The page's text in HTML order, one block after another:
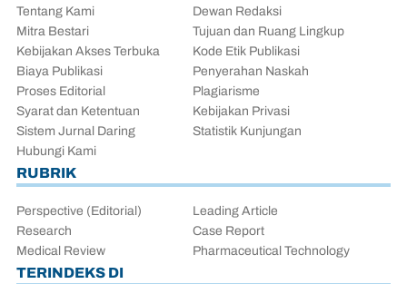
Tentang Kami
Dewan Redaksi
Mitra Bestari
Tujuan dan Ruang Lingkup
Kebijakan Akses Terbuka
Kode Etik Publikasi
Biaya Publikasi
Penyerahan Naskah
Proses Editorial
Plagiarisme
Syarat dan Ketentuan
Kebijakan Privasi
Sistem Jurnal Daring
Statistik Kunjungan
Hubungi Kami
RUBRIK
Perspective (Editorial)
Leading Article
Research
Case Report
Medical Review
Pharmaceutical Technology
TERINDEKS DI